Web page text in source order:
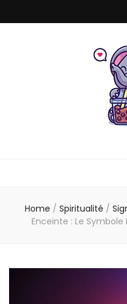
Home / Spiritualité /
Enceinte : Le